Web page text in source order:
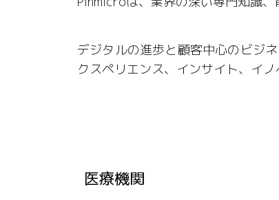
デジタルの進歩と顧客中心のビジ
クスペリエンス、インサイト、イ
医療機関